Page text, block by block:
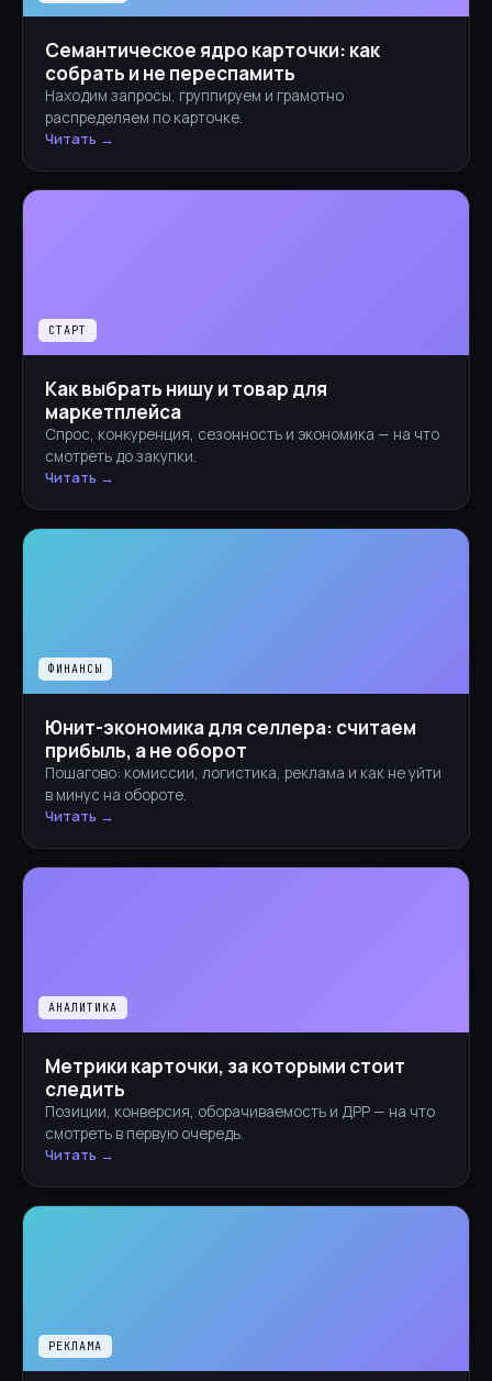
Семантическое ядро карточки: как
собрать и не переспамить
Находим запросы, группируем и грамотно
распределяем по карточке.
Читать →
СТАРТ
Как выбрать нишу и товар для
маркетплейса
Спрос, конкуренция, сезонность и экономика — на что
смотреть до закупки.
Читать →
ФИНАНСЫ
Юнит-экономика для селлера: считаем
прибыль, а не оборот
Пошагово: комиссии, логистика, реклама и как не уйти
в минус на обороте.
Читать →
АНАЛИТИКА
Метрики карточки, за которыми стоит
следить
Позиции, конверсия, оборачиваемость и ДРР — на что
смотреть в первую очередь.
Читать →
РЕКЛАМА